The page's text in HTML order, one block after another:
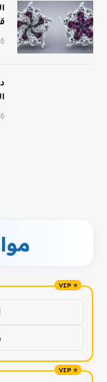
6 أغسطس، 2026
6 أغسطس، 2026